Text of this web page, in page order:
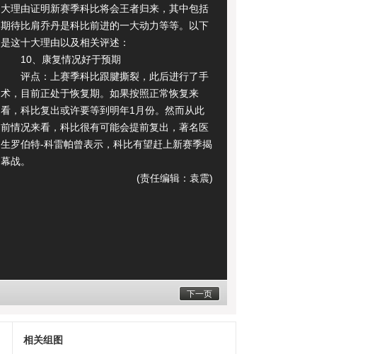
大理由证明新赛季科比将会王者归来，其中包括
期待比肩乔丹是科比前进的一大动力等等。以下
是这十大理由以及相关评述：
10、康复情况好于预期
评点：上赛季科比跟腱撕裂，此后进行了手
术，目前正处于恢复期。如果按照正常恢复来
看，科比复出或许要等到明年1月份。然而从此
前情况来看，科比很有可能会提前复出，著名医
生罗伯特-科雷帕曾表示，科比有望赶上新赛季揭
幕战。
(责任编辑：袁震)
下一页
相关组图